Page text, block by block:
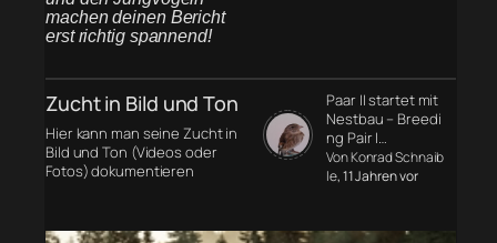
machen deinen Bericht
erst richtig spannend!
Zucht in Bild und Ton
Hier kann man seine Zucht in
Bild und Ton (Videos oder
Fotos) dokumentieren
Paar II startet mit
Nestbau – Breedi
ng Pair I…
Von Konrad Schnaib
le, 11 Jahren vor